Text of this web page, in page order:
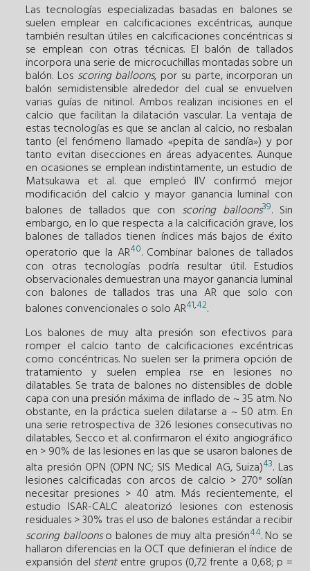
Las tecnologías especializadas basadas en balones se
suelen emplear en calcificaciones excéntricas, aunque
también resultan útiles en calcificaciones concéntricas si
se emplean con otras técnicas. El balón de tallados
incorpora una serie de microcuchillas montadas sobre un
balón. Los scoring balloons, por su parte, incorporan un
balón semidistensible alrededor del cual se envuelven
varias guías de nitinol. Ambos realizan incisiones en el
calcio que facilitan la dilatación vascular. La ventaja de
estas tecnologías es que se anclan al calcio, no resbalan
tanto (el fenómeno llamado «pepita de sandía») y por
tanto evitan disecciones en áreas adyacentes. Aunque
en ocasiones se emplean indistintamente, un estudio de
Matsukawa et al. que empleó IIV confirmó mejor
modificación del calcio y mayor ganancia luminal con
balones de tallados que con scoring balloons39. Sin
embargo, en lo que respecta a la calcificación grave, los
balones de tallados tienen índices más bajos de éxito
operatorio que la AR40. Combinar balones de tallados
con otras tecnologías podría resultar útil. Estudios
observacionales demuestran una mayor ganancia luminal
con balones de tallados tras una AR que solo con
balones convencionales o solo AR41,42.
Los balones de muy alta presión son efectivos para
romper el calcio tanto de calcificaciones excéntricas
como concéntricas. No suelen ser la primera opción de
tratamiento y suelen emplea rse en lesiones no
dilatables. Se trata de balones no distensibles de doble
capa con una presión máxima de inflado de ~ 35 atm. No
obstante, en la práctica suelen dilatarse a ~ 50 atm. En
una serie retrospectiva de 326 lesiones consecutivas no
dilatables, Secco et al. confirmaron el éxito angiográfico
en > 90% de las lesiones en las que se usaron balones de
alta presión OPN (OPN NC; SIS Medical AG, Suiza)43. Las
lesiones calcificadas con arcos de calcio > 270° solían
necesitar presiones > 40 atm. Más recientemente, el
estudio ISAR-CALC aleatorizó lesiones con estenosis
residuales > 30% tras el uso de balones estándar a recibir
scoring balloonso balones de muy alta presión44. No se
hallaron diferencias en la OCT que definieran el índice de
expansión del stententre grupos (0,72 frente a 0,68; p =